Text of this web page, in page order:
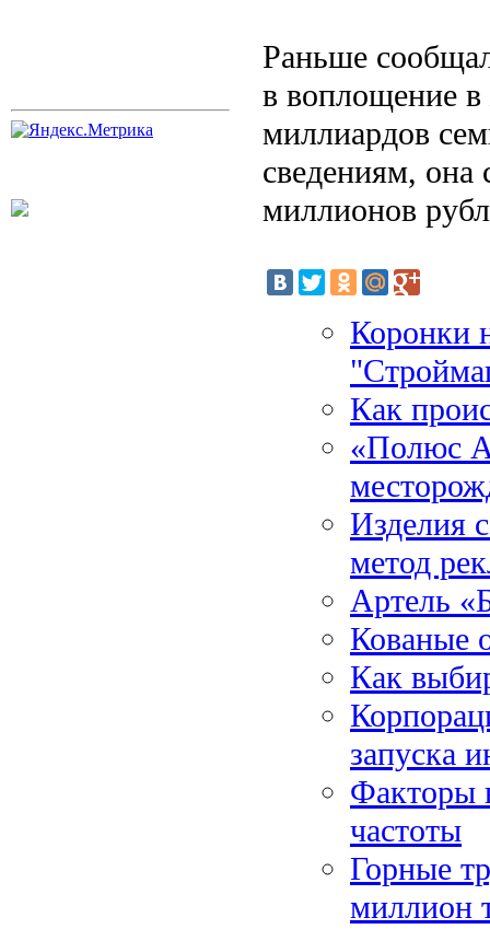
Раньше
в воплощение в
миллиардов
сведениям, она
миллионов
Коронки
Как
«Полюс
Изделия
метод
Артель
Кованые
Как
запуска
Факторы
частоты
Горные
миллион